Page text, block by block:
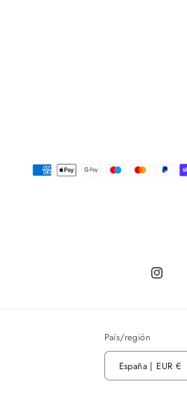
Instagram
País/región
España | EUR €